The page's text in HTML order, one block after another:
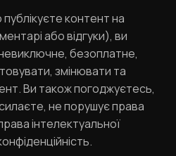
контент на
або відгуки), ви
безоплатне,
змінювати та
Ви також погоджуєтесь,
не порушує права
інтелектуальної